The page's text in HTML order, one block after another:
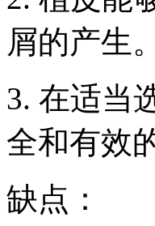
屑的产生。
3. 在适当
全和有效
缺点：